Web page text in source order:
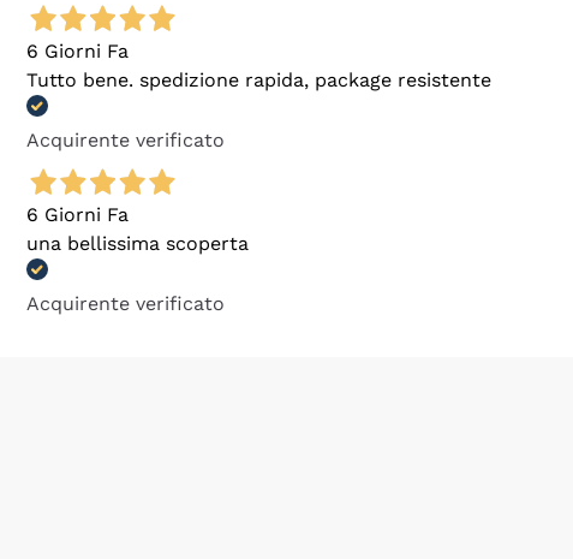
6 Giorni Fa
Tutto bene. spedizione rapida, package resistente
Acquirente verificato
6 Giorni Fa
una bellissima scoperta
Acquirente verificato